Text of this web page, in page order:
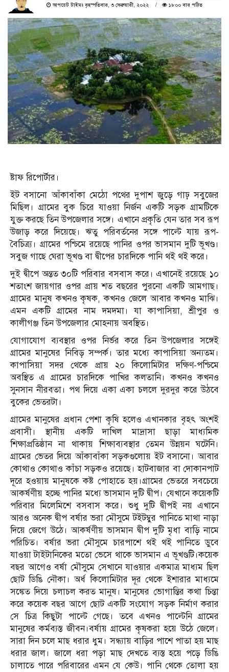
আপডেট টাইমঃ বৃহস্পতিবার, ৩ ফেব্রুয়ারী, ২০২২
১৮০০ বার পঠিত
ষ্টাফ রিপোর্টার।
ইট বসানো আঁকাবাঁকা মেঠো পথের দুপাশ জুড়ে গাঢ় সবুজের
মিছিল। গ্রামের বুক চিরে যাওয়া নির্জন একটি সড়ক গ্রামটিকে
যুক্ত করছে তিন উপজেলার সঙ্গে। এখানে প্রকৃতি যেন তার সব রূপ
উজাড় করে দিয়েছে। ঋতু পরিবর্তনের সঙ্গে পাল্টে যায় রূপ-
বৈচিত্র্য। গ্রামের পশ্চিমে রয়েছে পানির ওপর ভাসমান দুটি ভূখণ্ড।
সবুজ গাছে ঘেরা ভূখণ্ড বা দ্বীপের চারদিকে পানি থই থই করে।
দুই দ্বীপে অন্তত ৩০টি পরিবার বসবাস করে। এখানেই রয়েছে ১০
শতাংশ জায়গার ওপর প্রায় শত বছরের পুরনো একটি আমগাছ।
গ্রামের মানুষ কখনও কৃষক, কখনও জেলে আবার কখনও মাঝি।
এমন একটি গ্রামের নাম দমদমা। যা কাপাসিয়া, শ্রীপুর ও
কালীগঞ্জ তিন উপজেলার মোহনায় অবস্থিত।
যোগাযোগ ব্যবস্থার ওপর নির্ভর করে তিন উপজেলার সঙ্গেই
গ্রামের মানুষের নিবিড় সম্পর্ক। তার মধ্যে কাপাসিয়া অন্যতম।
কাপাসিয়া সদর থেকে প্রায় ২০ কিলোমিটার দক্ষিণ-পশ্চিমে
অবস্থিত এ গ্রামের চারদিকে পাখির কলতানি। কখনও কখনও
সুনসান নীরবতা। পথ দিয়ে একা একা চললে দুরদুর করে উঠবে
বুকের ভেতরটা।
গ্রামের মানুষের প্রধান পেশা কৃষি হলেও এখানকার বৃহৎ অংশই
প্রবাসী। স্থানীয় একটি দাখিল মাদ্রাসা ছাড়া মাধ্যমিক
শিক্ষাপ্রতিষ্ঠান না থাকায় শিক্ষাব্যবস্থার তেমন উন্নয়ন ঘটেনি।
গ্রামের ভেতর দিয়ে আঁকাবাঁকা সড়কগুলোয় ইট বসানো। আবার
কোথাও কোথাও কাঁচা সড়কও রয়েছে। হাটবাজার বা দোকানপাট
দূরে হওয়ায় মানুষকে কষ্ট পোহাতে হয়।গ্রামের ভেতরে সবচেয়ে
আকর্ষণীয় হচ্ছে পানির মধ্যে ভাসমান দুটি দ্বীপ। যেখানে কয়েকটি
পরিবার মিলেমিশে বসবাস করে। শুধু দুটি দ্বীপই নয় এখানে
আরও অনেক দ্বীপ বর্ষার ভরা মৌসুমে টইটম্বুর পানিতে মাথা নাড়া
দিয়ে জেগে উঠে। আকর্ষণীয় ভাসমান দ্বীপ দুটি মৃধা বাড়ি নামে
পরিচিত। বর্ষার ভরা মৌসুমে চারপাশে থই থই পানিতে ডুবে
যাওয়া টাইটানিকের মতো ভেসে থাকে ভাসমান এ ভূখণ্ডটি।কয়েক
বছর আগেও বর্ষা মৌসুমে সেখানে যাওয়ার একমাত্র মাধ্যম ছিল
ছোট ডিঙি নৌকা। অর্ধ কিলোমিটার দূর থেকে ইশারার মাধ্যমে
সঙ্কেত দিয়ে চলাচল করত মানুষ। মানুষের ভোগান্তির কথা চিন্তা
করে কয়েক বছর আগে ছোট একটি সংযোগ সড়ক নির্মাণ করার
সে চিত্র কিছুটা পাল্টে গেছে। তবে এখনও পাল্টেনি গ্রামের
মানুষের কর্মব্যস্ত জীবন।বর্ষায় গ্রামের কৃষকরা হয়ে উঠে জেলে।
সারা দিন চলে মাছ ধরার ধুম। সন্ধ্যায় বাড়ির পাশে পাতা হয় মাছ
ধরার জাল। জালে ধরা পড়া মাছ দেখতে ব্যস্ত হয়ে পড়ে ডিঙি
চালাতে পারে পরিবারের এমন যে কেউ। পানি থেকে তোলা হয়